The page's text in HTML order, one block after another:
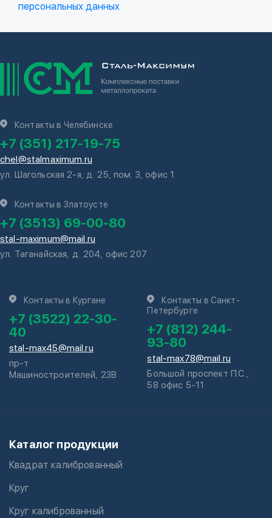
персональных данных
Контакты в Челябинске
+7 (351) 217-19-75
chel@stalmaximum.ru
ул. Шагольская 2-я, д. 25, пом. 3, офис 1
Контакты в Златоусте
+7 (3513) 69-00-80
stal-maximum@mail.ru
ул. Таганайская, д. 204, офис 207
Контакты в Кургане
+7 (3522) 22-30-
40
stal-max45@mail.ru
пр-т
Машиностроителей, 23В
Контакты в Санкт-
Петербурге
+7 (812) 244-
93-80
stal-max78@mail.ru
Большой проспект П.С.,
58 офис 5-11
Каталог продукции
Квадрат калиброванный
Круг
Круг калиброванный